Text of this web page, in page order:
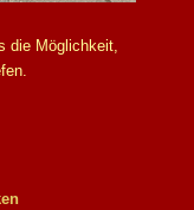
die Möglichkeit,